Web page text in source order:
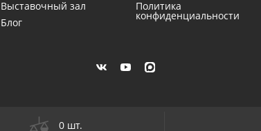
0 шт.
Выставочный зал
Блог
Политика
конфиденциальности